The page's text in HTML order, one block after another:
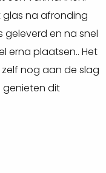
wordt
kun je doen om
UV-straling en
dat het hout
vergrijst. Bij ons
blanke en zwarte
hout verlengt
glas na afronding
en na snel
erna plaatsen.. Het
nog aan de slag
genieten dit